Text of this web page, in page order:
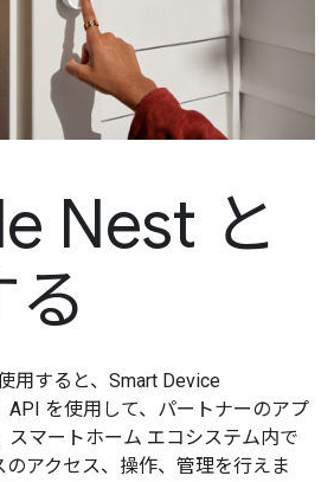
Nest と
用すると、Smart Device
API を使用して、パートナーのアプ
スマートホーム エコシステム内で
アクセス、操作、管理を行えま